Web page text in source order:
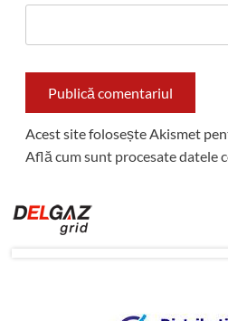
Acest site folosește Akismet
Află cum sunt procesate datele